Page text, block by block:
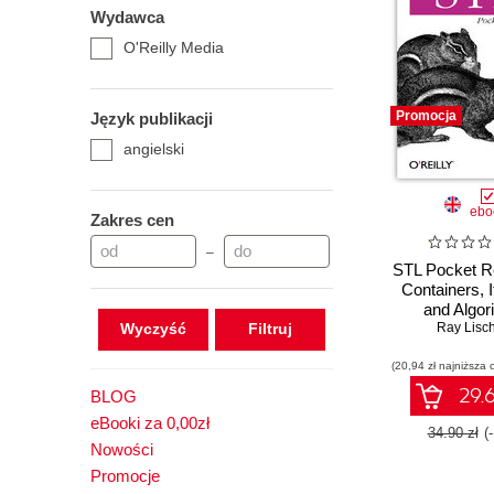
Wydawca
O'Reilly Media
Język publikacji
angielski
Zakres cen
–
Wyczyść
BLOG
eBooki za 0,00zł
Nowości
Promocje
Promocja
STL Pocket
Containers,
and
Ray
(20,94 zł najniższa
34.90 zł